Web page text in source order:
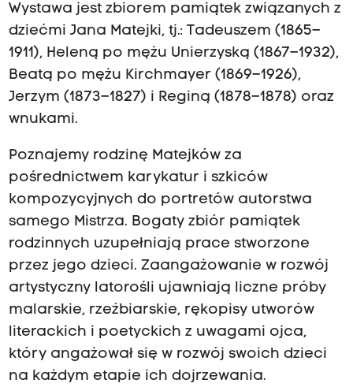
Wystawa jest zbiorem pamiątek związanych z
dziećmi Jana Matejki, tj.: Tadeuszem (1865–
1911), Heleną po mężu Unierzyską (1867–1932),
Beatą po mężu Kirchmayer (1869–1926),
Jerzym (1873–1827) i Reginą (1878–1878) oraz
wnukami.
Poznajemy rodzinę Matejków za
pośrednictwem karykatur i szkiców
kompozycyjnych do portretów autorstwa
samego Mistrza. Bogaty zbiór pamiątek
rodzinnych uzupełniają prace stworzone
przez jego dzieci. Zaangażowanie w rozwój
artystyczny latorośli ujawniają liczne próby
malarskie, rzeźbiarskie, rękopisy utworów
literackich i poetyckich z uwagami ojca,
który angażował się w rozwój swoich dzieci
na każdym etapie ich dojrzewania.